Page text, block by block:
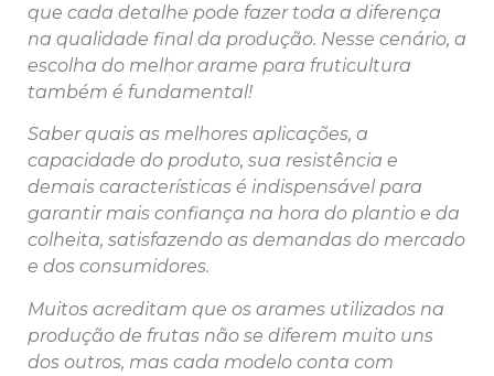
que cada detalhe pode fazer toda a diferença
na qualidade final da produção. Nesse cenário, a
escolha do melhor arame para fruticultura
também é fundamental!
Saber quais as melhores aplicações, a
capacidade do produto, sua resistência e
demais características é indispensável para
garantir mais confiança na hora do plantio e da
colheita, satisfazendo as demandas do mercado
e dos consumidores.
Muitos acreditam que os arames utilizados na
produção de frutas não se diferem muito uns
dos outros, mas cada modelo conta com